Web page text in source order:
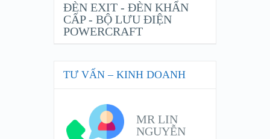
ĐÈN EXIT - ĐÈN KHẨN
CẤP - BỘ LƯU ĐIỆN
POWERCRAFT
TƯ VẤN – KINH DOANH
MR LIN
NGUYỄN